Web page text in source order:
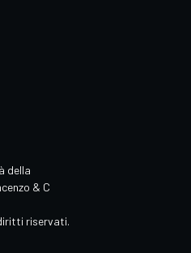
della
& C
riservati.